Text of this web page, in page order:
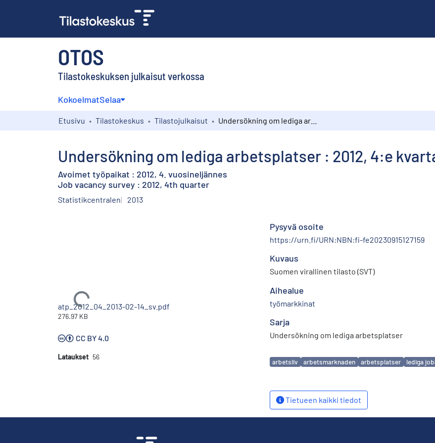
OTOS
Tilastokeskuksen julkaisut verkossa
KokoelmatSelaa
Etusivu Tilastokeskus Tilastojulkaisut
Undersökning om lediga arbetsplatser : 2012, 4:e
Avoimet työpaikat : 2012, 4. vuosineljännes
Job vacancy survey : 2012, 4th quarter
Statistikcentralen 2013
Ladataan...
atp_2012_04_2013-02-14_sv.pdf
276.97 KB
CC BY 4.0
Lataukset 56
Pysyvä osoite
https://urn.fi/URN:NBN:fi-fe20230915127159
Kuvaus
Suomen virallinen tilasto (SVT)
Aihealue
työmarkkinat
Sarja
Undersökning om lediga arbetsplatser
Avainsanat
arbetsliv arbetsmarknaden arbetsplatser lediga
Tietueen kaikki tiedot